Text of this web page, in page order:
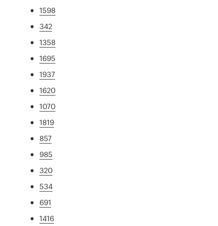
1598
342
1358
1695
1937
1620
1070
1819
857
985
320
534
691
1416